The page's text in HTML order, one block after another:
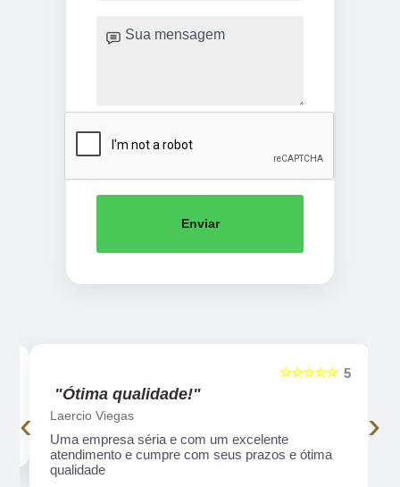
Enviar
5
☆☆☆☆☆
"Ótima qualidade!"
Laercio Viegas
Uma empresa séria e com um excelente
atendimento e cumpre com seus prazos e ótima
qualidade
‹ ›